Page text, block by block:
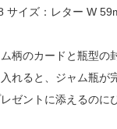
サイズ：レター W
柄のカードと瓶型の
れると、ジャム瓶が
ゼントに添えるのに